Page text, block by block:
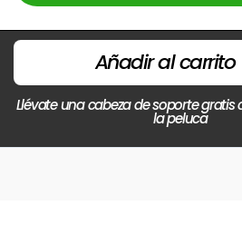
Añadir al carrito
Llévate una cabeza de soporte
la peluca